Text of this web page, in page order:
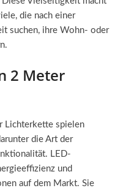
die nach einer
suchen, ihre Wohn- oder
2 Meter
Lichterkette spielen
die Art der
LED-
und
auf dem Markt. Sie